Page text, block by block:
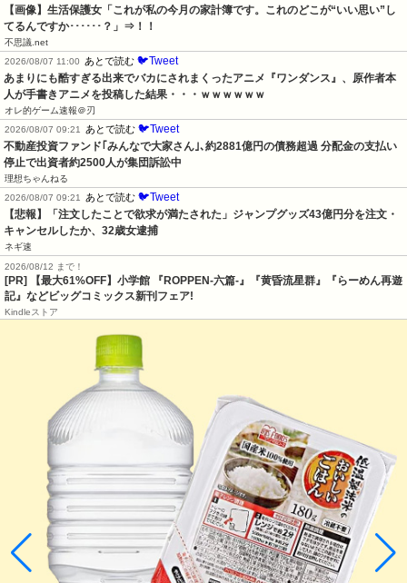
【画像】生活保護女「これが私の今月の家計簿です。これのどこが“いい思い”し
てるんですか･･････？」⇒！！
不思議.net
2026/08/07 11:00
あとで読む 🐦Tweet
あまりにも酷すぎる出来でバカにされまくったアニメ『ワンダンス』、原作者本
人が手書きアニメを投稿した結果・・・ｗｗｗｗｗｗ
オレ的ゲーム速報＠刃
2026/08/07 09:21
あとで読む 🐦Tweet
不動産投資ファンド｢みんなで大家さん｣､約2881億円の債務超過 分配金の支払い
停止で出資者約2500人が集団訴訟中
理想ちゃんねる
2026/08/07 09:21
あとで読む 🐦Tweet
【悲報】「注文したことで欲求が満たされた」ジャンプグッズ43億円分を注文・
キャンセルしたか、32歳女逮捕
ネギ速
2026/08/12 まで！
[PR] 【最大61%OFF】小学館 『ROPPEN-六篇-』『黄昏流星群』『らーめん再遊
記』などビッグコミックス新刊フェア!
Kindleストア